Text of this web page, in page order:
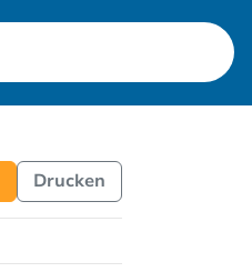
Drucken